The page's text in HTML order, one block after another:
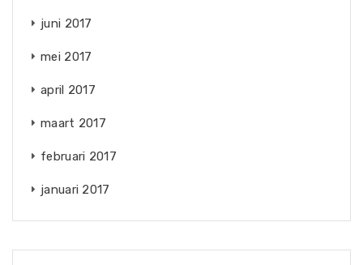
juni 2017
mei 2017
april 2017
maart 2017
februari 2017
januari 2017